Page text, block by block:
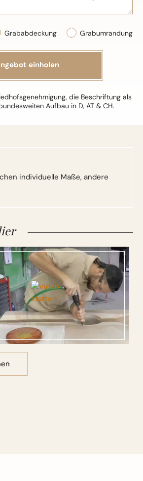
Grabumrandung
Grababdeckung
die Beschriftung als
Aufbau in D, AT & CH.
individuelle Maße, andere